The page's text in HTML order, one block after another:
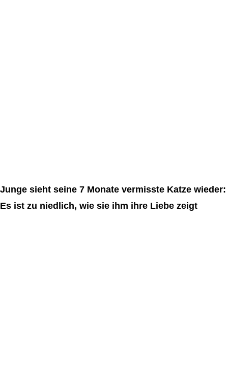
Junge sieht seine 7 Monate vermisste Katze wieder:
Es ist zu niedlich, wie sie ihm ihre Liebe zeigt